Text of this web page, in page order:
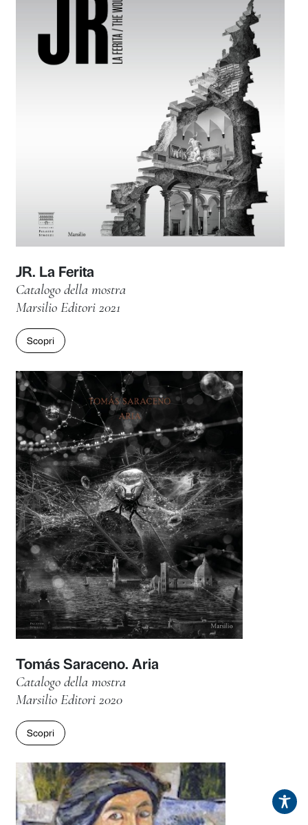
Let’s Get Digital! NFT e nuove
dell’arte digitale
Marsilio Arte 2022
Scopri
Donatello in Toscana. Itinerari
Pubblicazione collaterale
Marsilio Arte 2022